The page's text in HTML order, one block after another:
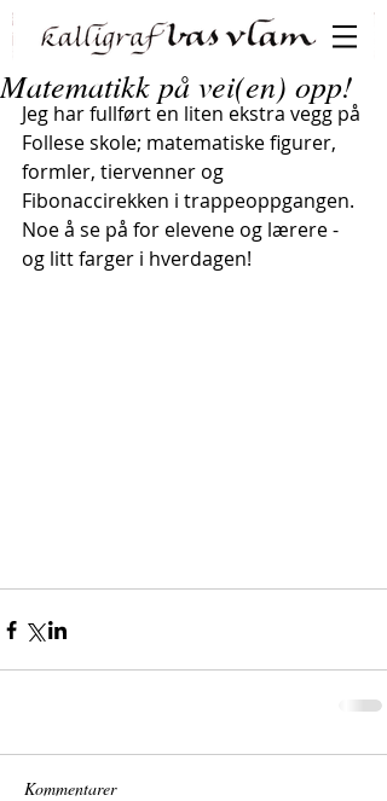
Matematikk på vei(en) opp!
Jeg har fullført en liten ekstra vegg på
Follese skole; matematiske figurer,
formler, tiervenner og
Fibonaccirekken i trappeoppgangen.
Noe å se på for elevene og lærere -
og litt farger i hverdagen!
Kommentarer